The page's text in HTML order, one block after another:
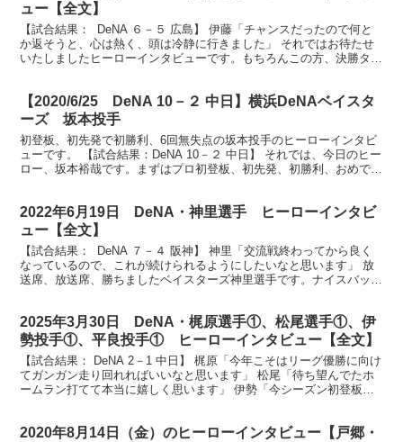
ュー【全文】
【試合結果： DeNA ６－５ 広島】 伊藤「チャンスだったので何と
か返そうと、心は熱く、頭は冷静に行きました」 それではお待たせ
いたしましたヒーローインタビューです。もちろんこの方、決勝タイ
【2020/6/25 DeNA 10－２ 中日】横浜DeNAベイスタ
ーズ 坂本投手
初登板、初先発で初勝利、6回無失点の坂本投手のヒーローインタビ
ューです。 【試合結果：DeNA 10－２ 中日】 それでは、今日のヒー
ロー、坂本裕哉です。まずはプロ初登板、初先発、初勝利、おめでと
2022年6月19日 DeNA・神里選手 ヒーローインタビ
ュー【全文】
【試合結果： DeNA ７－４ 阪神】 神里「交流戦終わってから良く
なっているので、これが続けられるようにしたいなと思います」 放
送席、放送席、勝ちましたベイスターズ神里選手です。ナイスバッテ
2025年3月30日 DeNA・梶原選手①、松尾選手①、伊
勢投手①、平良投手① ヒーローインタビュー【全文】
【試合結果： DeNA 2－1 中日】 梶原「今年こそはリーグ優勝に向け
てガンガン走り回れればいいなと思います」 松尾「待ち望んでたホ
ームラン打てて本当に嬉しく思います」 伊勢「今シーズン初登板で
2020年8月14日（金）のヒーローインタビュー【戸郷・